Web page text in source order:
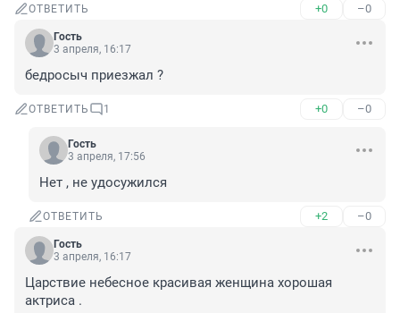
ОТВЕТИТЬ +0 –0
Гость
3 апреля, 16:17
бедросыч приезжал ?
ОТВЕТИТЬ 1 +0 –0
Гость
3 апреля, 17:56
Нет , не удосужился
ОТВЕТИТЬ +2 –0
Гость
3 апреля, 16:17
Царствие небесное красивая женщина хорошая
актриса .